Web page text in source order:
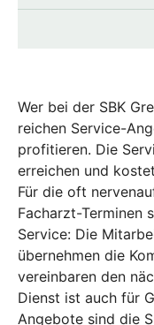
Wer bei der SBK
reichen Service-
profitieren. Die
erreichen und
Für die oft
Facharzt-Terminen
Service: Die
übernehmen die
vereinbaren den
Dienst ist auch für
Angebote sind die